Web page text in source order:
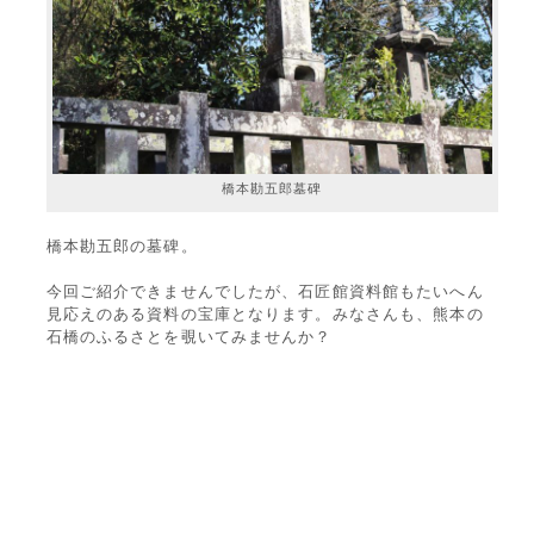
橋本勘五郎墓碑
橋本勘五郎の墓碑。
今回ご紹介できませんでしたが、石匠館資料館もたいへん
見応えのある資料の宝庫となります。みなさんも、熊本の
石橋のふるさとを覗いてみませんか？